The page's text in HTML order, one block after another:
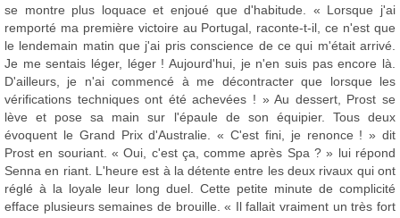
se montre plus loquace et enjoué que d'habitude. « Lorsque j'ai
remporté ma première victoire au Portugal, raconte-t-il, ce n'est que
le lendemain matin que j'ai pris conscience de ce qui m'était arrivé.
Je me sentais léger, léger ! Aujourd'hui, je n'en suis pas encore là.
D'ailleurs, je n'ai commencé à me décontracter que lorsque les
vérifications techniques ont été achevées ! » Au dessert, Prost se
lève et pose sa main sur l'épaule de son équipier. Tous deux
évoquent le Grand Prix d'Australie. « C'est fini, je renonce ! » dit
Prost en souriant. « Oui, c'est ça, comme après Spa ? » lui répond
Senna en riant. L'heure est à la détente entre les deux rivaux qui ont
réglé à la loyale leur long duel. Cette petite minute de complicité
efface plusieurs semaines de brouille. « Il fallait vraiment un très fort